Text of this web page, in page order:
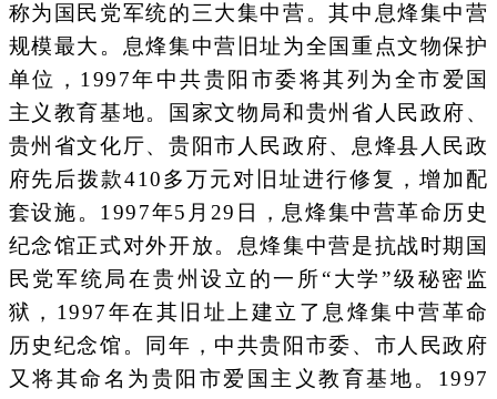
称为国民党军统的三大集中营。其中息烽集中营
规模最大。息烽集中营旧址为全国重点文物保护
单位，1997年中共贵阳市委将其列为全市爱国
主义教育基地。国家文物局和贵州省人民政府、
贵州省文化厅、贵阳市人民政府、息烽县人民政
府先后拨款410多万元对旧址进行修复，增加配
套设施。1997年5月29日，息烽集中营革命历史
纪念馆正式对外开放。息烽集中营是抗战时期国
民党军统局在贵州设立的一所“大学”级秘密监
狱，1997年在其旧址上建立了息烽集中营革命
历史纪念馆。同年，中共贵阳市委、市人民政府
又将其命名为贵阳市爱国主义教育基地。1997